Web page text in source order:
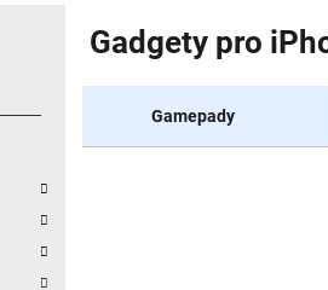
Gadgety pro
Gamepady